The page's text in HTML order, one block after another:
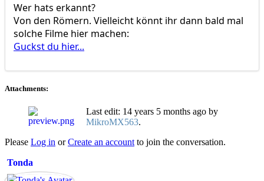
Wer hats erkannt?
Von den Römern. Vielleicht könnt ihr dann bald mal
solche Filme hier machen:
Guckst du hier...
Attachments:
Last edit: 14 years 5 months ago by
MikroMX563.
Please Log in orCreate an account to join the conversation.
Tonda